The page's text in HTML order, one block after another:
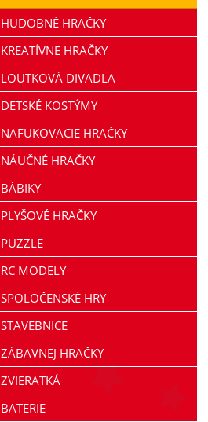
HUDOBNÉ HRAČKY
KREATÍVNE HRAČKY
LOUTKOVÁ DIVADLA
DETSKÉ KOSTÝMY
NAFUKOVACIE HRAČKY
NÁUČNÉ HRAČKY
BÁBIKY
PLYŠOVÉ HRAČKY
PUZZLE
RC MODELY
SPOLOČENSKÉ HRY
STAVEBNICE
ZÁBAVNEJ HRAČKY
ZVIERATKÁ
BATERIE